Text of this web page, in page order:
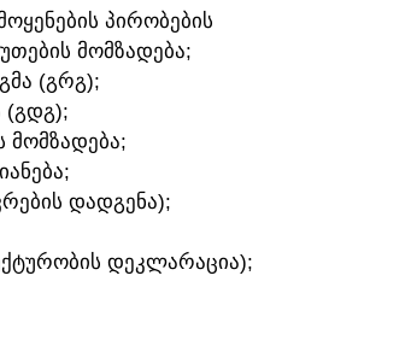
ᲞᲘᲠᲝᲑᲔᲑᲘᲡ
ᲛᲝᲛᲖᲐᲓᲔᲑᲐ;
(ᲒᲠᲒ);
(ᲒᲓᲒ);
ᲛᲝᲛᲖᲐᲓᲔᲑᲐ;
ᲓᲐᲓᲒᲔᲜᲐ);
ᲓᲔᲙᲚᲐᲠᲐᲪᲘᲐ);